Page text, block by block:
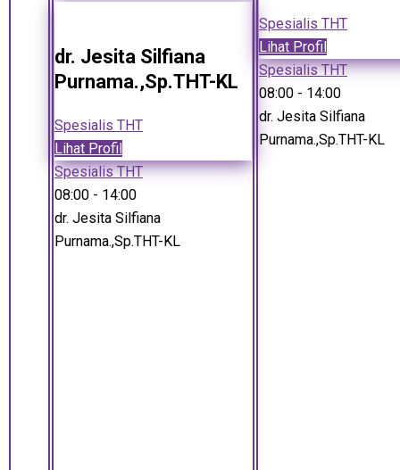
dr. Jesita Silfiana
Purnama.,Sp.THT-KL
Spesialis THT
Lihat Profil
Spesialis THT
08:00 - 14:00
dr. Jesita Silfiana
Purnama.,Sp.THT-KL
Spesialis THT
Lihat Profil
Spesialis THT
08:00 - 14:00
dr. Jesita Silfiana
Purnama.,Sp.THT-KL